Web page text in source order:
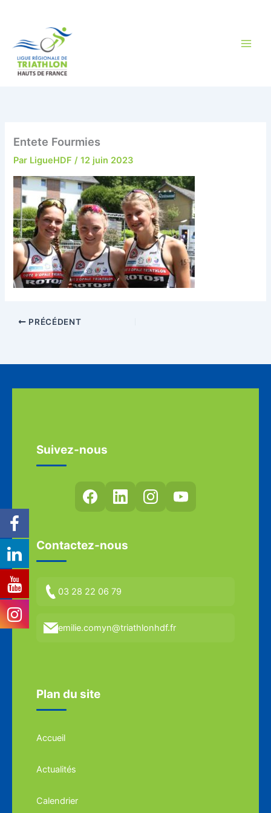
Entete Fourmies
Par LigueHDF/12 juin 2023
PRÉCÉDENT
Suivez-nous
Contactez-nous
03 28 22 06 79
emilie.comyn@triathlonhdf.fr
Plan du site
Accueil
Actualités
Calendrier